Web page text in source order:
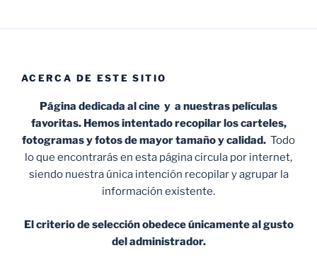
ACERCA DE ESTE SITIO
Página dedicada al cine y a nuestras películas
favoritas. Hemos intentado recopilar los carteles,
fotogramas y fotos de mayor tamaño y calidad. Todo
lo que encontrarás en esta página circula por internet,
siendo nuestra única intención recopilar y agrupar la
información existente.
El criterio de selección obedece únicamente al gusto
del administrador.